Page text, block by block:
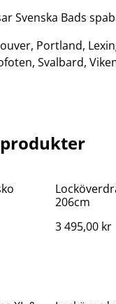
Svenska Bads
Portland,
Svalbard,
206cm
3 495,00 kr